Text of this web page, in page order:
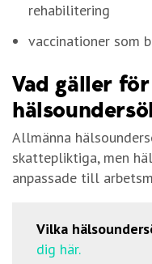
rehabilitering
vaccinationer som
Vad gäller för
Allmänna
skattepliktiga, men
anpassade till
Vilka
dig här.